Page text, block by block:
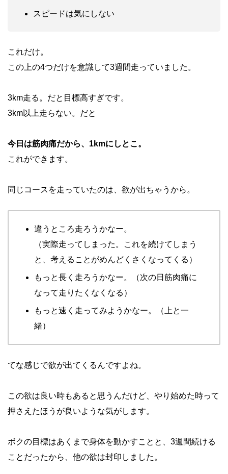
スピードは気にしない
これだけ。
この上の4つだけを意識して3週間走っていました。
3km走る。だと目標高すぎです。
3km以上走らない。だと
今日は筋肉痛だから、1kmにしとこ。
これができます。
同じコースを走っていたのは、欲が出ちゃうから。
違うところ走ろうかなー。
（実際走ってしまった。これを続けてしまう
と、考えることがめんどくさくなってくる）
もっと長く走ろうかなー。（次の日筋肉痛に
なって走りたくなくなる）
もっと速く走ってみようかなー。（上と一
緒）
てな感じで欲が出てくるんですよね。
この欲は良い時もあると思うんだけど、やり始めた時って
押さえたほうが良いような気がします。
ボクの目標はあくまで身体を動かすことと、3週間続ける
ことだったから、他の欲は封印しました。